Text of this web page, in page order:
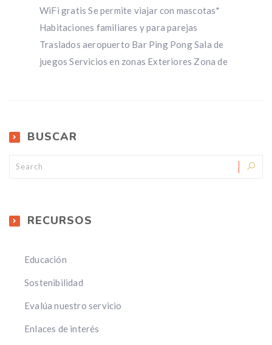
WiFi gratis Se permite viajar con mascotas*
Habitaciones familiares y para parejas
Traslados aeropuerto Bar Ping Pong Sala de
juegos Servicios en zonas Exteriores Zona de
BUSCAR
RECURSOS
Educación
Sostenibilidad
Evalúa nuestro servicio
Enlaces de interés